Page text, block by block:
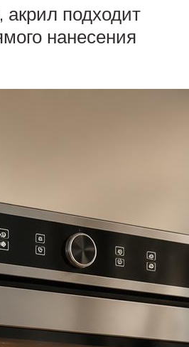
подходит
нанесения